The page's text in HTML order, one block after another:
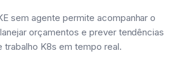
sem agente permite acompanhar o
orçamentos e prever tendências
trabalho K8s em tempo real.